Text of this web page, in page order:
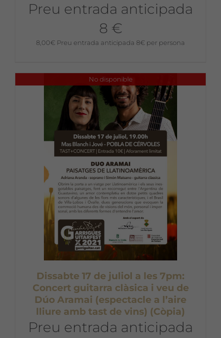
Preu entrada anticipada
8 €
8,00€ Preu entrada anticipada 8€ per persona
No disponible
Dissabte 17 de juliol a les 7pm:
Concert guitarra clàsica i veu de
Dúo Aramai (espectacle a l’aire
lliure amb tast de vins) (Còpia)
Preu entrada anticipada